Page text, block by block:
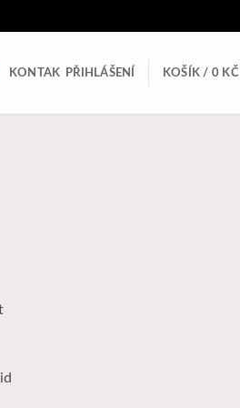
KONTAK PŘIHLÁŠENÍ KOŠÍK / 0 KČ